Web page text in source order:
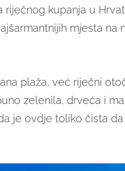
kupanja u
mjesta na
plaža, već riječni
zelenila, drveća i
je ovdje toliko čista